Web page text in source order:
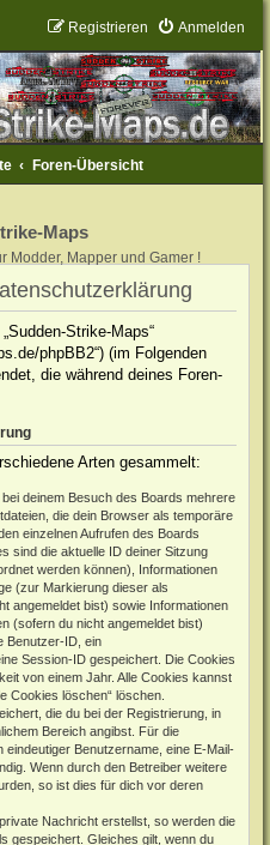
Anmelden
Registrieren
Foren-Übersicht
Maps
Modder, Mapper und Gamer !
Strike-Maps“
phpBB2“) (im Folgenden
die während deines Foren-
Arten gesammelt:
deinem Besuch des Boards mehrere
die dein Browser als temporäre
einzelnen Aufrufen des Boards
sind die aktuelle ID deiner Sitzung
werden können), Informationen
(zur Markierung dieser als
angemeldet bist) sowie Informationen
(sofern du nicht angemeldet bist)
Benutzer-ID, ein
Session-ID gespeichert. Die Cookies
von einem Jahr. Alle Cookies kannst
Cookies löschen“ löschen.
die du bei der Registrierung, in
Bereich angibst. Für die
eindeutiger Benutzername, eine E-Mail-
Wenn durch den Betreiber weitere
so ist dies für dich vor deren
Nachricht erstellst, so werden die
gespeichert. Gleiches gilt, wenn du